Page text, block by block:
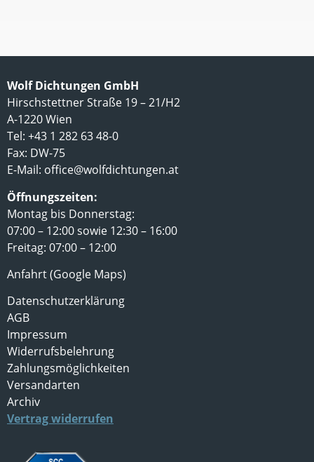
Wolf Dichtungen GmbH
Hirschstettner Straße 19 – 21/H2
A-1220 Wien
Tel: +43 1 282 63 48-0
Fax: DW-75
E-Mail: office@wolfdichtungen.at
Öffnungszeiten:
Montag bis Donnerstag:
07:00 – 12:00 sowie 12:30 – 16:00
Freitag: 07:00 – 12:00
Anfahrt (Google Maps)
Datenschutzerklärung
AGB
Impressum
Widerrufsbelehrung
Zahlungsmöglichkeiten
Versandarten
Archiv
Vertrag widerrufen